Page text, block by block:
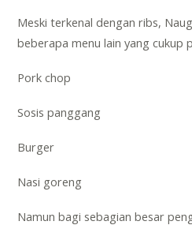
Meski terkenal dengan ribs,
beberapa menu lain yang cukup
Pork chop
Sosis panggang
Burger
Nasi goreng
Namun bagi sebagian besar